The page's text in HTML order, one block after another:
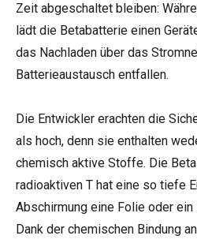
Zeit abgeschaltet bleiben:
lädt die Betabatterie einen
das Nachladen über das
Batterieaustausch entfallen.
Die Entwickler erachten die
als hoch, denn sie enthalten
chemisch aktive Stoffe. Die
radioaktiven T hat eine so tiefe
Abschirmung eine Folie oder
Dank der chemischen Bindung